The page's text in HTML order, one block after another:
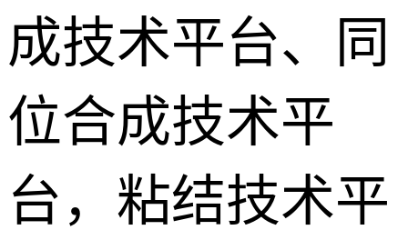
成技术平台、同
位合成技术平
台，粘结技术平